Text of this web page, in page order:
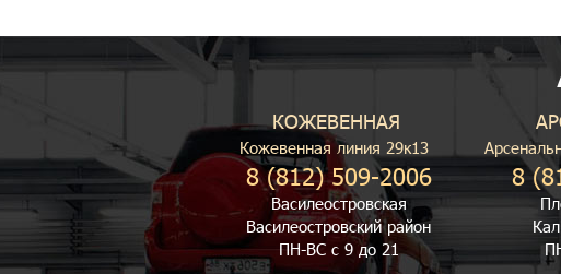
КОЖЕВЕННАЯ
Кожевенная линия 29к13
8 (812) 509-2006
Василеостровская
Василеостровский район
ПН-ВС с 9 до 21
8